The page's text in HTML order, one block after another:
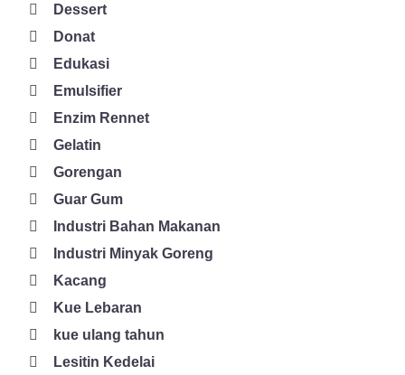
amilase yang mengubah karbohidrat jadi gula. Dalam tubuh,
enzim amilase diproduksi oleh pankreas dan kelenjar ludah.
Untuk mendapatkan enzim amilase dalam jumlah yang cukup
memiliki kandungan bakteri asam laktat serta enzim-enzim
pencernaan. Pasalnya, selama proses fermentasi, bakteri
mencerna gula alami pada susu serta mengubahnya jadi asam
lemak, dan laktosa. Enzim Juga Ada dalam Bentuk Suplemen
Selain melalui makanan, enzim juga tersedia dalam bentuk lain
yakni bubuk dan suplemen. Enzim nantinya bisa ditambahkan
dengan memodifikasi protein, polisakarida, dan lemak.
Sehingga, adonan makanan yang dihasilkan lebih stabil. Selain
Dessert
Donat
Edukasi
Emulsifier
Enzim Rennet
Gelatin
Gorengan
Guar Gum
Industri Bahan Makanan
Industri Minyak Goreng
Kacang
Kue Lebaran
kue ulang tahun
Lesitin Kedelai